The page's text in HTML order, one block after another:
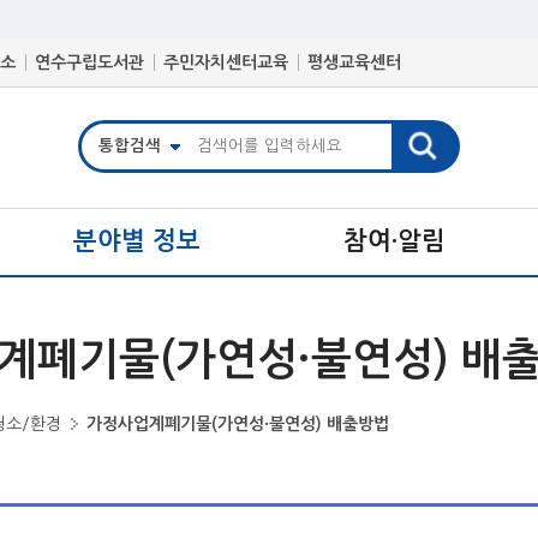
연수구립도서관 주민자치센터교육 평생교육센터
분야별 정보 참여·알림
폐기물(가연성·불연성) 배
소/환경 가정사업계폐기물(가연성·불연성) 배출방법